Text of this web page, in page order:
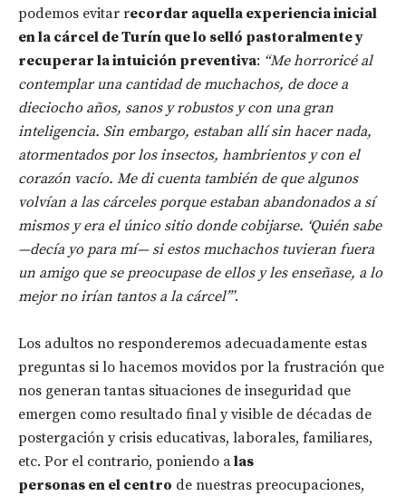
podemos evitar recordar aquella experiencia inicial
en la cárcel de Turín que lo selló pastoralmente y
recuperar la intuición preventiva: “Me horroricé al
contemplar una cantidad de muchachos, de doce a
dieciocho años, sanos y robustos y con una gran
inteligencia. Sin embargo, estaban allí sin hacer nada,
atormentados por los insectos, hambrientos y con el
corazón vacío. Me di cuenta también de que algunos
volvían a las cárceles porque estaban abandonados a sí
mismos y era el único sitio donde cobijarse. ‘Quién sabe
—decía yo para mí— si estos muchachos tuvieran fuera
un amigo que se preocupase de ellos y les enseñase, a lo
mejor no irían tantos a la cárcel’”.
Los adultos no responderemos adecuadamente estas
preguntas si lo hacemos movidos por la frustración que
nos generan tantas situaciones de inseguridad que
emergen como resultado final y visible de décadas de
postergación y crisis educativas, laborales, familiares,
etc. Por el contrario, poniendo alas
personas en el centro de nuestras preocupaciones,